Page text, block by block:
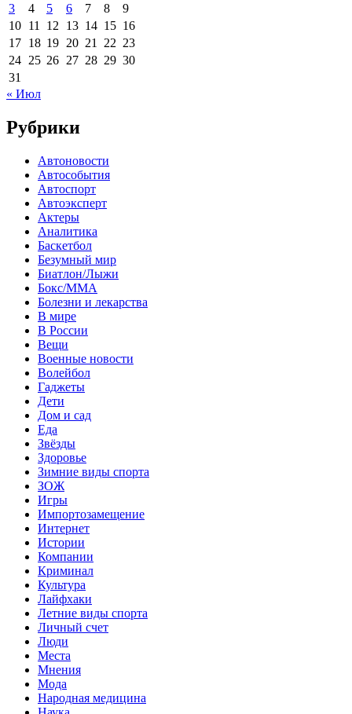
3
4 5 6 7 8
9
10 11 12 13 14 15 16
17 18 19 20 21 22 23
24 25 26 27 28 29 30
31
« Июл
Рубрики
Автоновости
Автособытия
Автоспорт
Автоэксперт
Актеры
Аналитика
Баскетбол
Безумный мир
Биатлон/Лыжи
Бокс/MMA
Болезни и лекарства
В мире
В России
Вещи
Военные новости
Волейбол
Гаджеты
Дети
Дом и сад
Еда
Звёзды
Здоровье
Зимние виды спорта
ЗОЖ
Игры
Импортозамещение
Интернет
Истории
Компании
Криминал
Культура
Лайфхаки
Летние виды спорта
Личный счет
Люди
Места
Мнения
Мода
Народная медицина